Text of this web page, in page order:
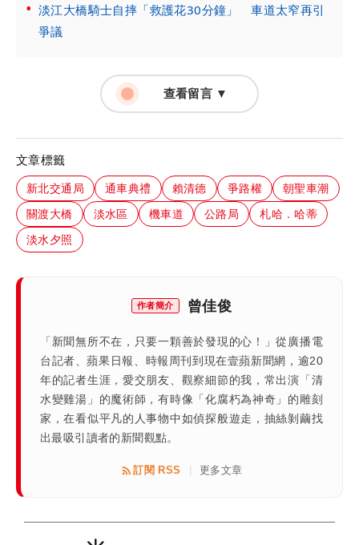
淡江大橋騎士自摔「救護花30分鐘」 車道太窄再引
爭議
查看留言 ▼
文章標籤
新北交通局 通車典禮 賴清德 爭路權
朝聖車潮
關渡大橋
淡水區 機車道 公路局
札哈．哈蒂
淡水夕照
作者簡介 曾佳俊
「新聞無所不在，只要一顆善於發現的心！」從廣播電
台記者、蘋果日報、時報周刊到現在壹蘋新聞網，逾20
年的記者生涯，愛交朋友、觀察細節的我，常出演「清
水變雞湯」的魔術師，有時像「化腐朽為神奇」的雕刻
家，在看似平凡的人事物中如偵探般遊走，抽絲剝繭找
出最吸引讀者的新聞觀點。
訂閱 RSS 更多文章